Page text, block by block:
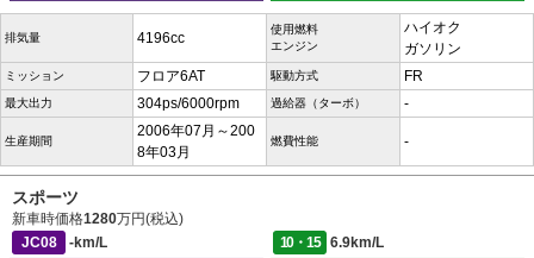
排気量 4196cc
使用燃料
エンジン
ハイオク
ガソリン
ミッション フロア6AT 駆動方式 FR
最大出力 304ps/6000rpm 過給器（ターボ） -
生産期間
2006年07月～200
8年03月
燃費性能 -
スポーツ
新車時価格1280万円(税込)
JC08
-km/L 10・15
6.9km/L